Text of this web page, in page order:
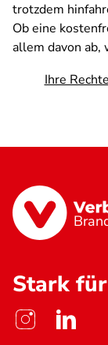
trotzdem
Ob eine
allem davon ab,
Ihre
Stark